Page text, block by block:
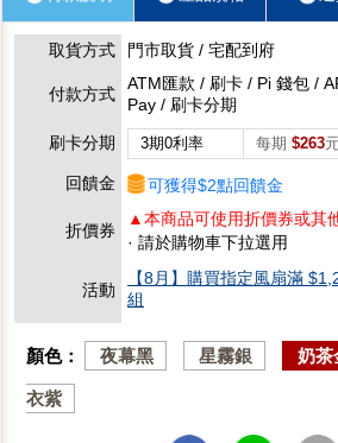
取貨方式 門市取貨 / 宅配到府
付款方式
ATM匯款 / 刷卡 / Pi 錢包 /
Pay / 刷卡分期
刷卡分期
3期0利率 每期 $263
回饋金 可獲得$2點回饋金
折價券
▲本商品可使用折價券或其
· 請於購物車下拉選用
活動
【8月】購買指定風扇滿
組
顏色： 夜幕黑 星霧銀 奶茶
衣紫